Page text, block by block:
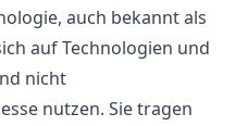
auch bekannt als
auf Technologien und
nicht
nutzen. Sie tragen